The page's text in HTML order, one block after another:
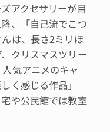
アクセサリーが目
、「自己流でこつ
は、長さ2ミリほ
クリスマスツリー
気アニメのキャ
く感じる作品」
宅や公民館では教室